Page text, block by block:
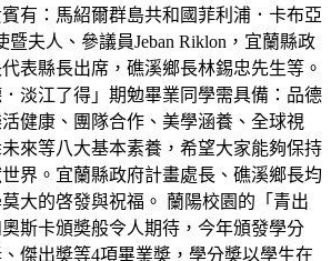
有：馬紹爾群島共和國菲利浦．卡布亞
暨夫人、參議員Jeban Riklon，宜蘭縣政
表縣長出席，礁溪鄉長林錫忠先生等。
淡江了得」期勉畢業同學需具備：品德
健康、團隊合作、美學涵養、全球視
來等八大基本素養，希望大家能夠保持
界。宜蘭縣政府計畫處長、礁溪鄉長均
大的啓發與祝福。 蘭陽校園的「青出
斯卡頒奬般令人期待，今年頒發學分
傑出奬等4項畢業奬，學分奬以學生在